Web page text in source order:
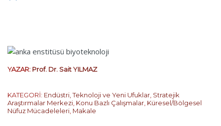
YAZAR: Prof. Dr. Sait YILMAZ
KATEGORİ: Endüstri, Teknoloji ve Yeni Ufuklar, Stratejik
Araştırmalar Merkezi, Konu Bazlı Çalışmalar, Küresel/Bölgesel
Nüfuz Mücadeleleri, Makale